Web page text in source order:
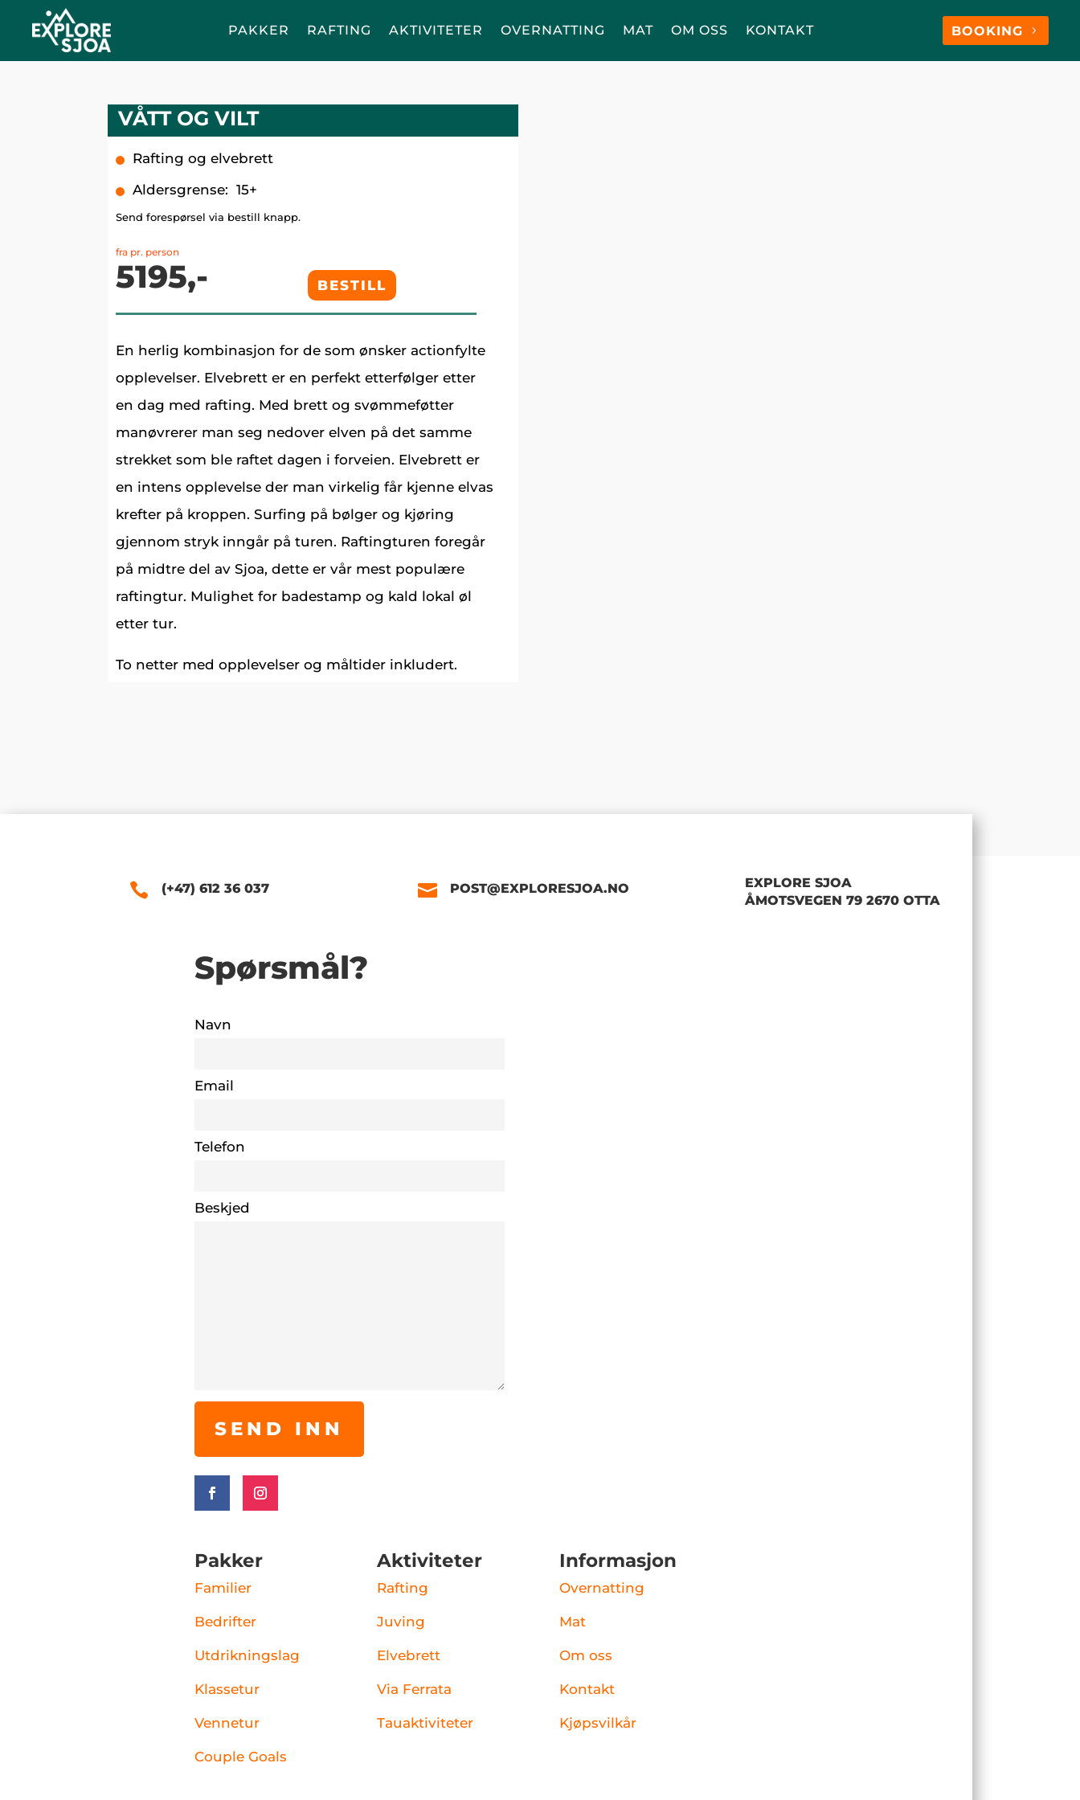
PAKKER RAFTING AKTIVITETER OVERNATTING MAT OM OSS KONTAKT BOOKING
VÅTT OG VILT
Rafting og elvebrett
Aldersgrense: 15+
Send forespørsel via bestill knapp.
fra pr. person
5195,- BESTILL
En herlig kombinasjon for de som ønsker actionfylte
opplevelser. Elvebrett er en perfekt etterfølger etter
en dag med rafting. Med brett og svømmeføtter
manøvrerer man seg nedover elven på det samme
strekket som ble raftet dagen i forveien. Elvebrett er
en intens opplevelse der man virkelig får kjenne elvas
krefter på kroppen. Surfing på bølger og kjøring
gjennom stryk inngår på turen. Raftingturen foregår
på midtre del av Sjoa, dette er vår mest populære
raftingtur. Mulighet for badestamp og kald lokal øl
etter tur.
To netter med opplevelser og måltider inkludert.
(+47) 612 36 037 POST@EXPLORESJOA.NO
EXPLORE SJOA
ÅMOTSVEGEN 79 2670 OTTA
Spørsmål?
Navn
Email
Telefon
Beskjed
Pakker
Familier
Bedrifter
Utdrikningslag
Klassetur
Vennetur
Couple Goals
Aktiviteter
Rafting
Juving
Elvebrett
Via Ferrata
Tauaktiviteter
Informasjon
Overnatting
Mat
Om oss
Kontakt
Kjøpsvilkår